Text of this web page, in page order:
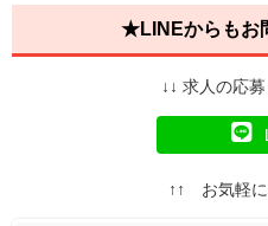
★LINEからもお
↓↓ 求人の応
↑↑ お気軽